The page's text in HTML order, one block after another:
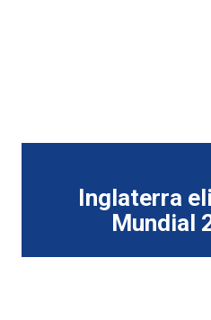
Inglaterra
Mundial